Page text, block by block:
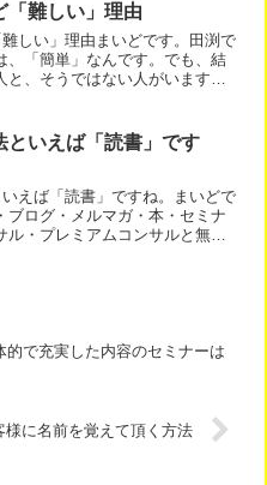
「難しい」理由
しい」理由まいどです。田渕で
、「簡単」なんです。でも、結
と、そうではない人がいます。
といえば「読書」です
えば「読書」ですね。まいどで
ブログ・メルマガ・本・セミナ
・プレミアムコンサルと無料
で充実した内容のセミナーは
に名前を覚えて頂く方法